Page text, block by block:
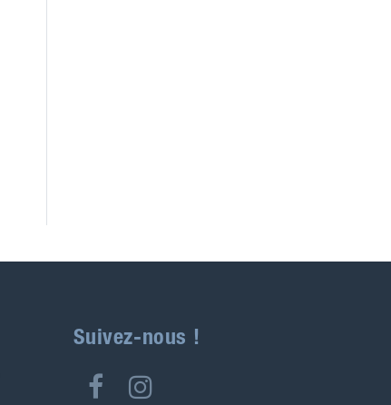
Suivez-nous !